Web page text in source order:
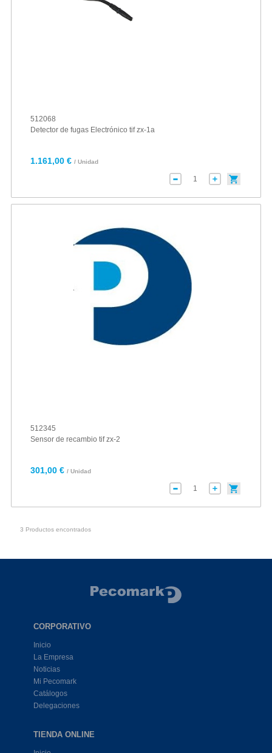
512068
Detector de fugas Electrónico tif zx-1a
1.161,00 € / Unidad
512345
Sensor de recambio tif zx-2
301,00 € / Unidad
3 Productos encontrados
CORPORATIVO
Inicio
La Empresa
Noticias
Mi Pecomark
Catálogos
Delegaciones
TIENDA ONLINE